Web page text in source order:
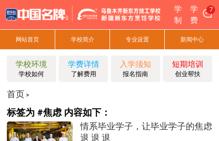
学
制
学
费
7
网站首页 学校简介 专业设置 新闻中心
学校环境
学校如何
学费详情
了解费用
入学须知
报名指南
短期培训
创业帮扶
首页 >
标签为 #焦虑 内容如下：
情系毕业学子，让毕业学子的焦虑
退 退 退